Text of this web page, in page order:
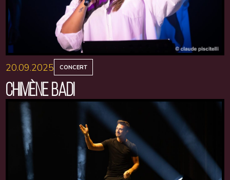
20.09.2025 CONCERT
CHIMÈNE BADI